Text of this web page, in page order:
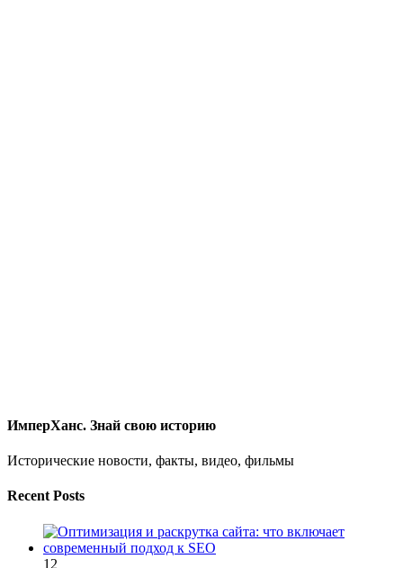
ИмперХанс. Знай свою историю
Исторические новости, факты, видео, фильмы
Recent Posts
12